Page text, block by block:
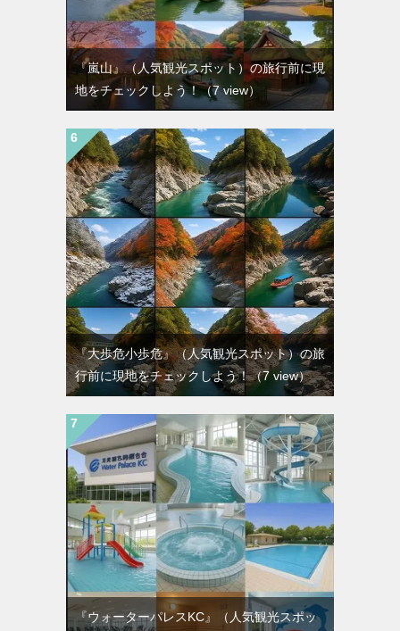
『嵐山』（人気観光スポット）の旅行前に現
地をチェックしよう！（7 view）
『大歩危小歩危』（人気観光スポット）の旅
行前に現地をチェックしよう！（7 view）
『ウォーターパレスKC』（人気観光スポッ